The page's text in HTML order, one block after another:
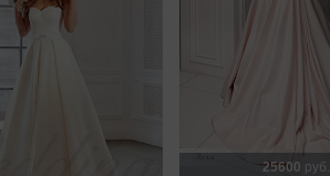
25600 руб.